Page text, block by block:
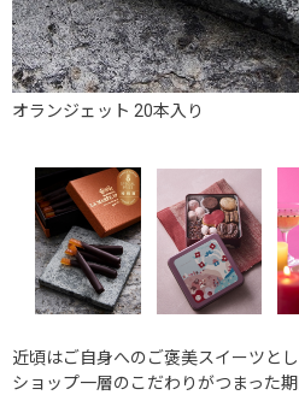
オランジェット 20本入り
近頃はご自身へのご褒美スイーツと
ショップ一層のこだわりがつまった